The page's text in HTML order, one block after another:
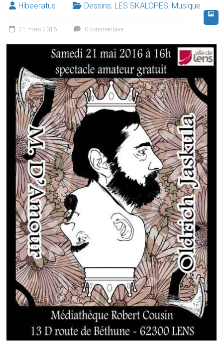
Hibeeratus Dessins, LES SKALOPES, Musique
21 mars 2016 0 commentaire